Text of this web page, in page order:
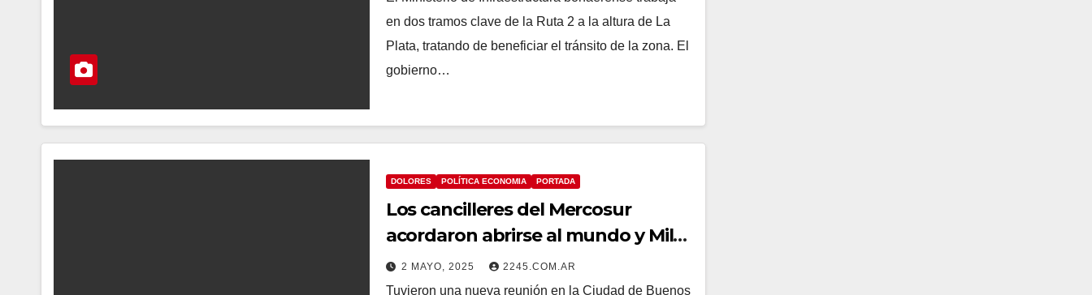
en dos tramos clave de la Ruta 2 a la altura de La
Plata, tratando de beneficiar el tránsito de la zona. El
gobierno…
DOLORES POLÍTICA ECONOMIA PORTADA
Los cancilleres del Mercosur
acordaron abrirse al mundo y Milei
mira un acuerdo con EE.UU.
2 MAYO, 2025 2245.COM.AR
Tuvieron una nueva reunión en la Ciudad de Buenos